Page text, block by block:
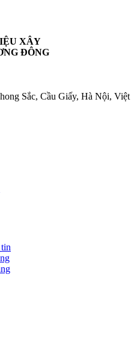
XÂY
ĐÔNG
Sắc, Cầu Giấy, Hà Nội, Việt